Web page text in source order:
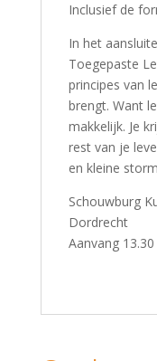
Inclusief de
In het
Toegepaste
principes van
brengt. Want
makkelijk. Je
rest van je
en kleine
Schouwburg
Dordrecht
Aanvang